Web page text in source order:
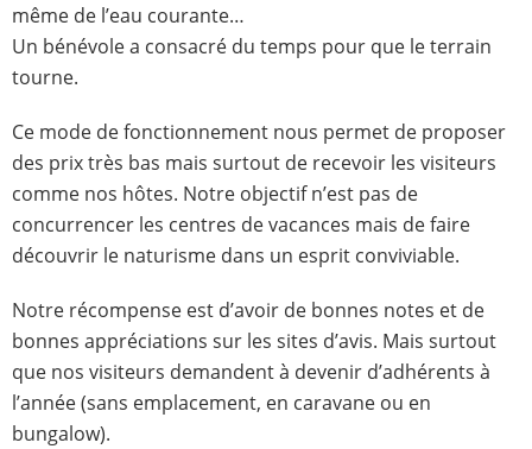
même de l’eau courante…
Un bénévole a consacré du temps pour que le terrain
tourne.
Ce mode de fonctionnement nous permet de proposer
des prix très bas mais surtout de recevoir les visiteurs
comme nos hôtes. Notre objectif n’est pas de
concurrencer les centres de vacances mais de faire
découvrir le naturisme dans un esprit conviviable.
Notre récompense est d’avoir de bonnes notes et de
bonnes appréciations sur les sites d’avis. Mais surtout
que nos visiteurs demandent à devenir d’adhérents à
l’année (sans emplacement, en caravane ou en
bungalow).